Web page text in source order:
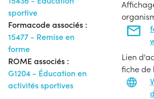
sportive
Formacode associés :
15477 - Remise en
forme
ROME associés :
G1204 - Éducation en
activités sportives
Lien
fiche de